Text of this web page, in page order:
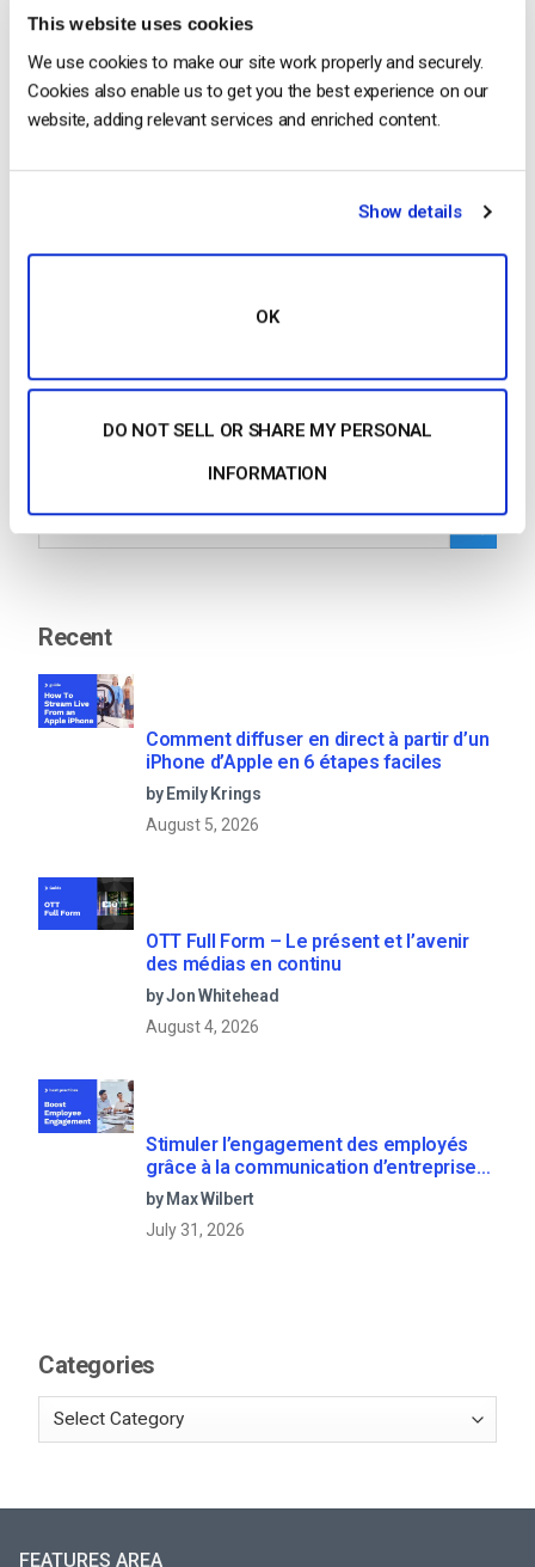
This website uses cookies
We use cookies to make our site work properly and securely.
Cookies also enable us to get you the best experience on our
website, adding relevant services and enriched content.
Show details
OK
DO NOT SELL OR SHARE MY PERSONAL
INFORMATION
Plateforme d’éducation vidéo en ligne
Solution de streaming pour l’éducation et
d’apprentissage avec des vidéos en direct et à la
demande. Ces dernières années, la vidéo s’est
CONTINUER LA LECTURE
Recent
Comment diffuser en direct à partir d’un
iPhone d’Apple en 6 étapes faciles
by Emily Krings
August 5, 2026
OTT Full Form – Le présent et l’avenir
des médias en continu
by Jon Whitehead
August 4, 2026
Stimuler l’engagement des employés
grâce à la communication d’entreprise
en direct
by Max Wilbert
July 31, 2026
Categories
FEATURES AREA